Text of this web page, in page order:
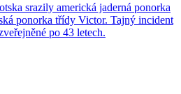
srazily americká jaderná ponorka
ponorka třídy Victor. Tajný incident
po 43 letech.